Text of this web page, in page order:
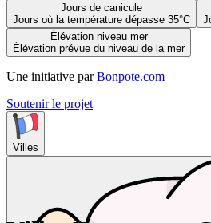
Jours de canicule
Jours où la température dépasse 35°C
Élévation niveau mer
Élévation prévue du niveau de la mer
Une initiative par Bonpote.com
Soutenir le projet
Villes